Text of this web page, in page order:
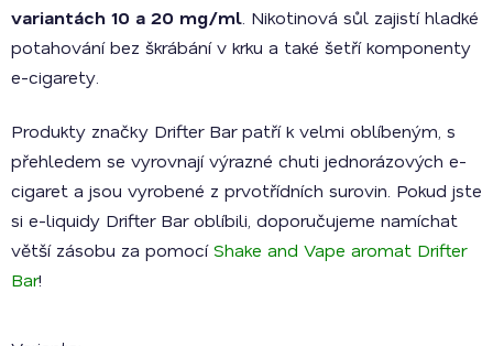
variantách 10 a 20 mg/ml . Nikotinová sůl zajistí hladké
potahování bez škrábání v krku a také šetří komponenty
e-cigarety.
Produkty značky Drifter Bar patří k velmi oblíbeným, s
přehledem se vyrovnají výrazné chuti jednorázových e-
cigaret a jsou vyrobené z prvotřídních surovin. Pokud jste
si e-liquidy Drifter Bar oblíbili, doporučujeme namíchat
větší zásobu za pomocíShake and Vape aromat Drifter
Bar!